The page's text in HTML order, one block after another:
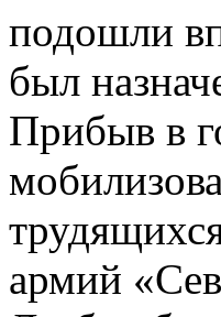
подошли
был
Прибыв в
армий